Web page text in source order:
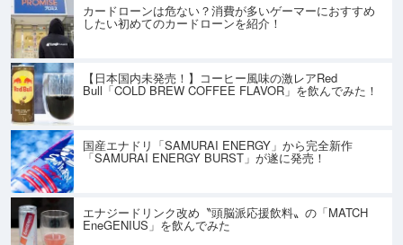
カードローンは危ない？消費が多いゲーマーにおすすめ
したい初めてのカードローンを紹介！
【日本国内未発売！】コーヒー風味の激レアRed
Bull「COLD BREW COFFEE FLAVOR」を飲んでみた！
国産エナドリ「SAMURAI ENERGY」から完全新作
「SAMURAI ENERGY BURST」が遂に発売！
エナジードリンク改め〝頭脳派応援飲料〟の「MATCH
EneGENIUS」を飲んでみた